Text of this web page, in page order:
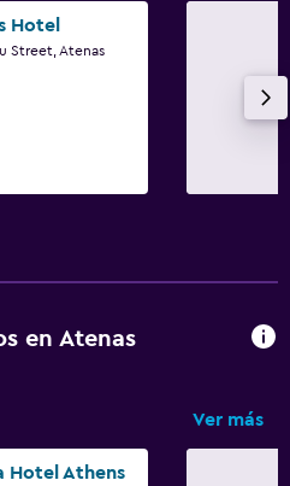
Hotel
Street, Atenas
en Atenas
Ver más
Hotel Athens